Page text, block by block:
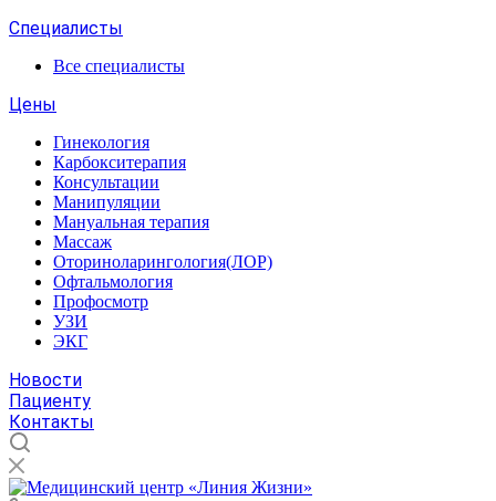
Специалисты
Все специалисты
Цены
Гинекология
Карбокситерапия
Консультации
Манипуляции
Мануальная терапия
Массаж
Оториноларингология(ЛОР)
Офтальмология
Профосмотр
УЗИ
ЭКГ
Новости
Пациенту
Контакты